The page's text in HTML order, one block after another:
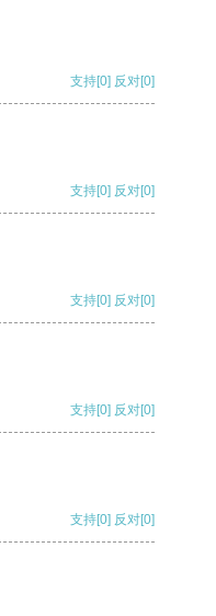
支持[0] 反对[0]
支持[0] 反对[0]
支持[0] 反对[0]
支持[0] 反对[0]
支持[0] 反对[0]